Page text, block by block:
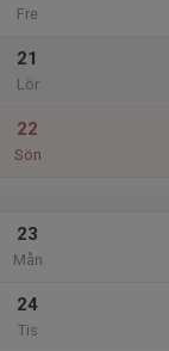
Fre
21
Lör
22
Sön
23
Mån
24
Tis